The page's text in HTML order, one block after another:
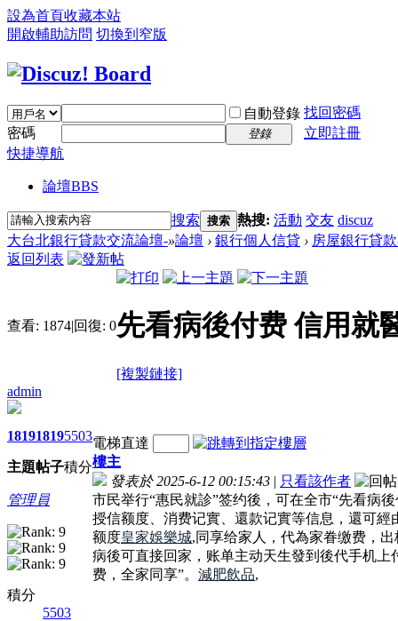
設為首頁收藏本站
開啟輔助訪問 切換到窄版
自動登錄 找回密碼
密碼
登錄
立即註冊
快捷導航
論壇BBS
搜索 搜索 熱搜: 活動 交友 discuz
大台北銀行貸款交流論壇-»論壇 › 銀行個人信貸 › 房屋銀行貸
返回列表
查看: 1874|回復: 0先看病後付费 信用就
[複製鏈接]
admin
1819
主題
1819
帖子
5503
積分
管理員
積分
5503
電梯直達
樓主
發表於 2025-6-12 00:15:43 | 只看該作者
市民举行“惠民就診”签约後，可在全市“先看病
授信额度、消费记實、還款记實等信息，還可經
额度皇家娛樂城,同享给家人，代為家眷缴费，
病後可直接回家，账单主动天生發到後代手机
费，全家同享”。 減肥飲品,